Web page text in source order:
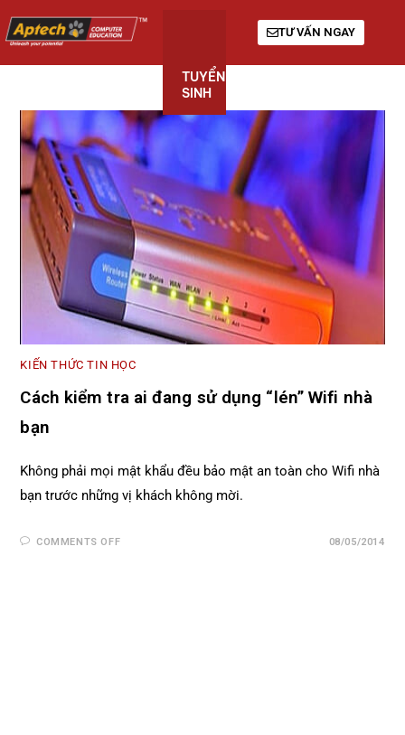
TUYỂN
SINH
TƯ VẤN NGAY
KIẾN THỨC TIN HỌC
Cách kiểm tra ai đang sử dụng “lén” Wifi nhà
bạn
Không phải mọi mật khẩu đều bảo mật an toàn cho Wifi nhà
bạn trước những vị khách không mời.
COMMENTS OFF 08/05/2014